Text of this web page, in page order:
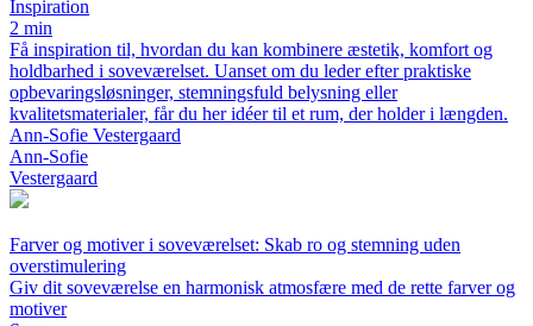
Inspiration
2 min
Få inspiration til, hvordan du kan kombinere æstetik, komfort og
holdbarhed i soveværelset. Uanset om du leder efter praktiske
opbevaringsløsninger, stemningsfuld belysning eller
kvalitetsmaterialer, får du her idéer til et rum, der holder i længden.
Ann-Sofie Vestergaard
Ann-Sofie
Vestergaard
Farver og motiver i soveværelset: Skab ro og stemning uden
overstimulering
Giv dit soveværelse en harmonisk atmosfære med de rette farver og
motiver